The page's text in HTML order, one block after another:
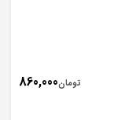
تومان860,000